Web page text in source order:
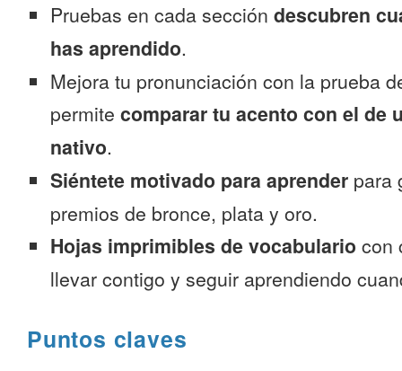
Pruebas en cada sección descubren
has aprendido.
Mejora tu pronunciación con la prueba
permite comparar tu acento con el de
nativo.
Siéntete motivado para aprender para
premios de bronce, plata y oro.
Hojas imprimibles de vocabulario con
llevar contigo y seguir aprendiendo
Puntos claves